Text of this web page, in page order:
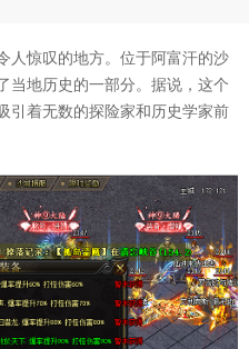
人惊叹的地方。位于阿富汗的沙
当地历史的一部分。据说，这个
引着无数的探险家和历史学家前